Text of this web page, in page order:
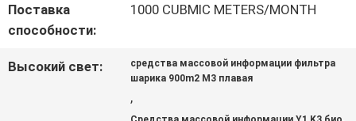
КАРТА
Поставка
способности:
1000 CUBMIC METERS/MONTH
Высокий свет:
средства массовой информации фильтра
шарика 900m2 M3 плавая
,
,